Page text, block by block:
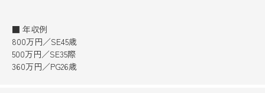
■ 年収例
800万円／SE45歳
500万円／SE35際
360万円／PG26歳